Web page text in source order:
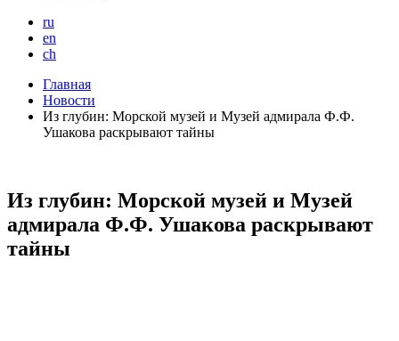
ru
en
ch
Главная
Новости
Из глубин: Морской музей и Музей адмирала Ф.Ф.
Ушакова раскрывают тайны
Из глубин: Морской музей и Музей
адмирала Ф.Ф. Ушакова раскрывают
тайны